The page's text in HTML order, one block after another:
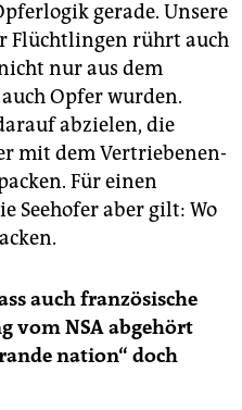
gerade. Unsere
Flüchtlingen rührt auch
nur aus dem
Opfer wurden.
abzielen, die
mit dem Vertriebenen-
Für einen
Seehofer aber gilt: Wo
auch französische
vom NSA abgehört
nation“ doch